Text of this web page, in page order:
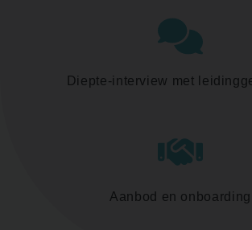
Diepte-interview met
Aanbod en onboarding